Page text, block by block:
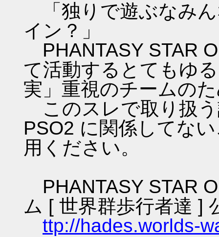
「独りで遊ぶなみ
イン？」
PHANTASY STAR
て活動するとてもゆ
実」重視のチームの
このスレで取り扱
PSO2 に関係してな
用ください。
PHANTASY STAR
ム [ 世界群歩行者達 ]
ttp://hades.worlds-